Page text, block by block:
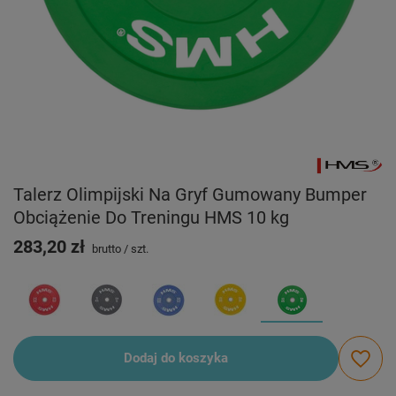
Talerz Olimpijski Na Gryf Gumowany Bumper
Obciążenie Do Treningu HMS 10 kg
283,20 zł brutto / szt.
Dodaj do koszyka